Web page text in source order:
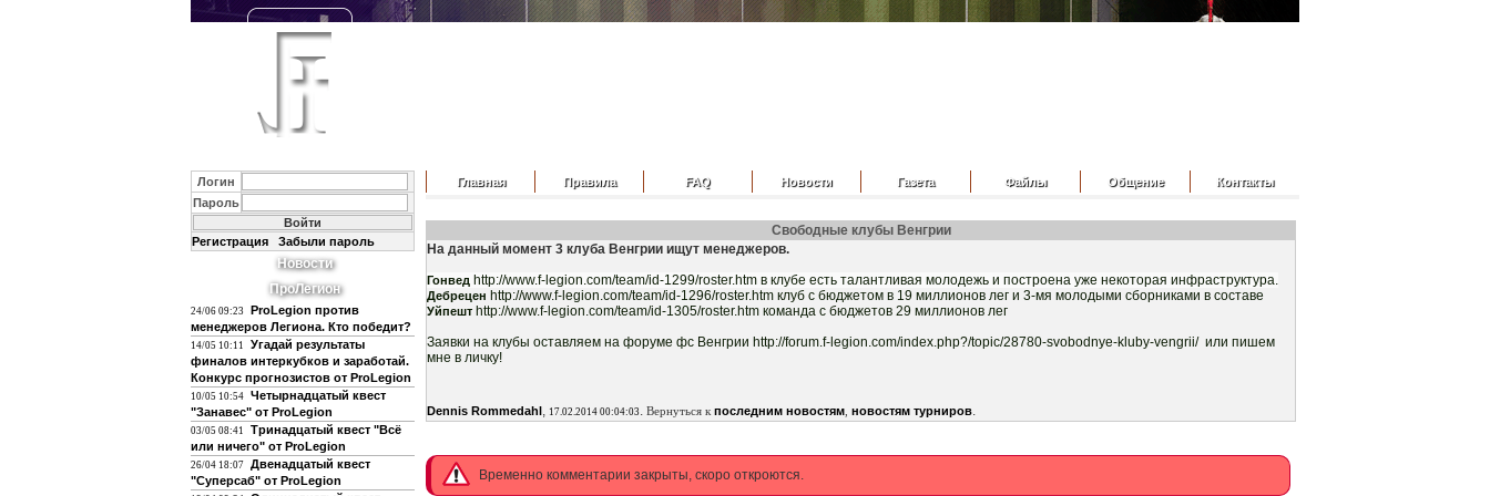
Логин
Пароль
Регистрация Забыли пароль
Новости
ПроЛегион
24/06 09:23
ProLegion против
менеджеров Легиона. Кто победит?
14/05 10:11
Угадай результаты
финалов интеркубков и заработай.
Конкурс прогнозистов от ProLegion
10/05 10:54 Четырнадцатый квест
"Занавес" от ProLegion
03/05 08:41
Тринадцатый квест "Всё
или ничего" от ProLegion
26/04 18:07 Двенадцатый квест
"Суперсаб" от ProLegion
Главная Правила FAQ Новости Газета Файлы Общение Контакты
Свободные клубы Венгрии
На данный момент 3 клуба Венгрии ищут менеджеров.
Гонвед http://www.f-legion.com/team/id-1299/roster.htm в клубе есть талантливая молодежь и построена уже некоторая инфраструктура.
Дебрецен http://www.f-legion.com/team/id-1296/roster.htm клуб с бюджетом в 19 миллионов лег и 3-мя молодыми сборниками в составе
Уйпешт http://www.f-legion.com/team/id-1305/roster.htm команда с бюджетов 29 миллионов лег
Заявки на клубы оставляем на форуме фс Венгрии http://forum.f-legion.com/index.php?/topic/28780-svobodnye-kluby-vengrii/ или пишем
мне в личку!
Dennis Rommedahl, 17.02.2014 00:04:03 . Вернуться к последним новостям новостям турниров.
Временно комментарии закрыты, скоро откроются.